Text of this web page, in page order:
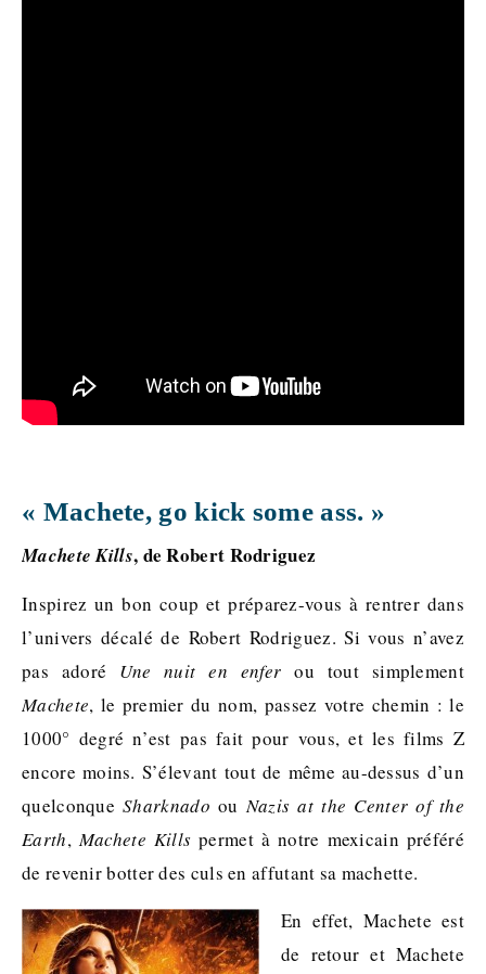
« Machete, go kick some ass. »
Machete Kills, de Robert Rodriguez
Inspirez un bon coup et préparez-vous à rentrer dans
l’univers décalé de Robert Rodriguez. Si vous n’avez
pas adoré Une nuit en enfer ou tout simplement
Machete, le premier du nom, passez votre chemin : le
1000° degré n’est pas fait pour vous, et les films Z
encore moins. S’élevant tout de même au-dessus d’un
quelconqueSharknado ouNazis at the Center of the
Earth,Machete Kills permet à notre mexicain préféré
de revenir botter des culs en affutant sa machette.
En effet, Machete est
de retour et Machete